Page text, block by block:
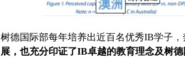
树德国际部每年培养出近百名优秀IB学子，
展，也充分印证了IB卓越的教育理念及树德